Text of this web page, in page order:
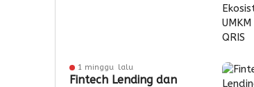
1 minggu lalu
Fintech Lending dan